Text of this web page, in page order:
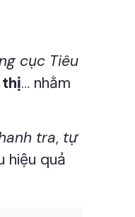
cục Tiêu
thị… nhằm
tra, tự
hiệu quả